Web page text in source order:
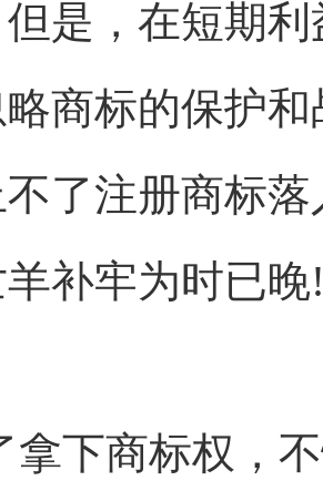
是，在短期
商标的保护
了注册商标
补牢为时已晚
拿下商标权，